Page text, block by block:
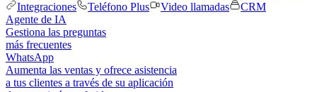
Integraciones
Teléfono Plus Video llamadas
CRM
Agente de IA
Gestiona las preguntas
más frecuentes
WhatsApp
Aumenta las ventas y ofrece asistencia
a tus clientes a través de su aplicación